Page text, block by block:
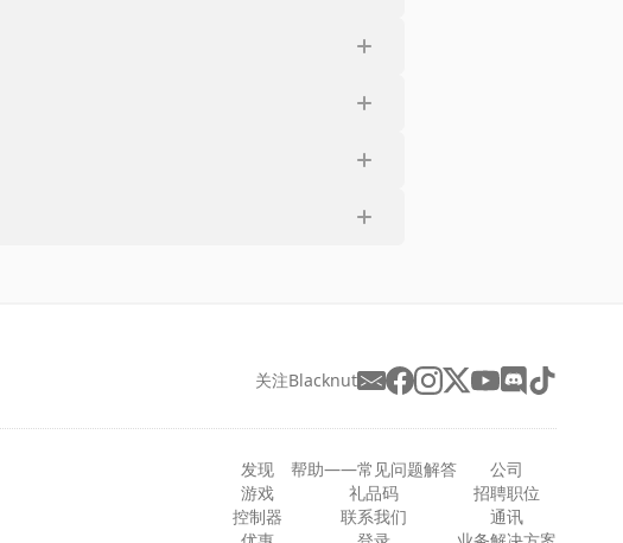
关注Blacknut
发现
游戏
控制器
帮助——常见问题解答
礼品码
联系我们
公司
招聘职位
通讯